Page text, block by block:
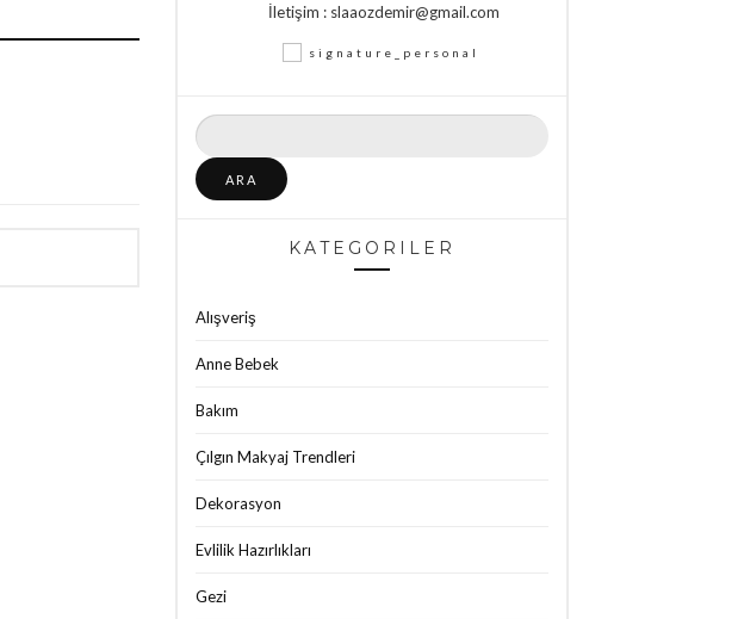
İletişim : slaaozdemir@gmail.com
Arama:
KATEGORILER
Alışveriş
Anne Bebek
Bakım
Çılgın Makyaj Trendleri
Dekorasyon
Evlilik Hazırlıkları
Gezi